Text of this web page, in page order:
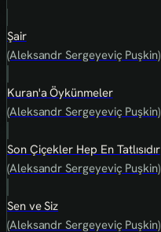
Şair
(Aleksandr Sergeyeviç Puşkin)
Kuran'a Öykünmeler
(Aleksandr Sergeyeviç Puşkin)
Son Çiçekler Hep En Tatlısıdır
(Aleksandr Sergeyeviç Puşkin)
Sen ve Siz
(Aleksandr Sergeyeviç Puşkin)